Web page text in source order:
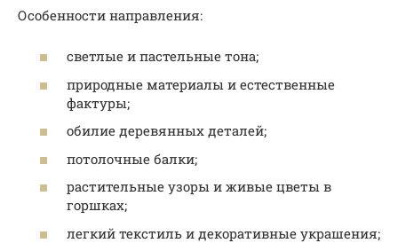
Особенности направления:
светлые и пастельные тона;
природные материалы и естественные
фактуры;
обилие деревянных деталей;
потолочные балки;
растительные узоры и живые цветы в
горшках;
легкий текстиль и декоративные украшения;